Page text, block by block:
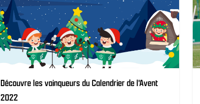
Découvre les vainqueurs du Calendrier de l'Avent
2022